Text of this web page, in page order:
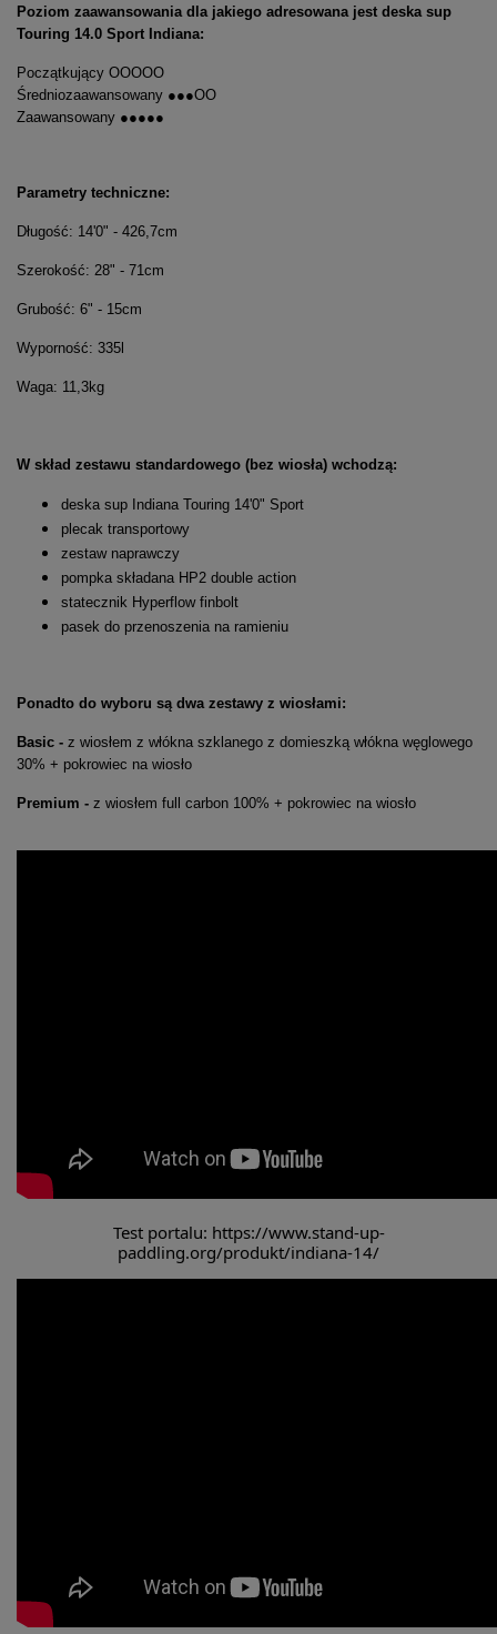
Poziom zaawansowania dla jakiego adresowana jest deska sup
Touring 14.0 Sport Indiana:
Początkujący OOOOO
Średniozaawansowany ●●●OO
Zaawansowany ●●●●●
Parametry techniczne:
Długość: 14'0" - 426,7cm
Szerokość: 28" - 71cm
Grubość: 6" - 15cm
Wyporność: 335l
Waga: 11,3kg
W skład zestawu standardowego (bez wiosła) wchodzą:
deska sup Indiana Touring 14'0" Sport
plecak transportowy
zestaw naprawczy
pompka składana HP2 double action
statecznik Hyperflow finbolt
pasek do przenoszenia na ramieniu
Ponadto do wyboru są dwa zestawy z wiosłami:
Basic - z wiosłem z włókna szklanego z domieszką włókna węglowego
30% + pokrowiec na wiosło
Premium - z wiosłem full carbon 100% + pokrowiec na wiosło
Test portalu: https://www.stand-up-
paddling.org/produkt/indiana-14/